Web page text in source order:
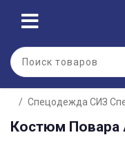
Спецодежда СИЗ
Костюм Повара